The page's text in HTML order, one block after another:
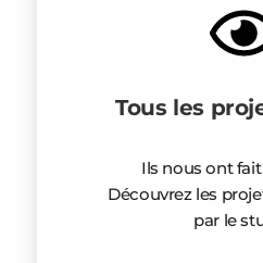
Tous les
Ils nous ont
Découvrez les
par le